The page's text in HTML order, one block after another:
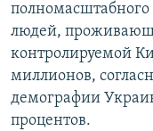
полномасштабного
людей,
контролируемой
миллионов,
демографии
процентов.